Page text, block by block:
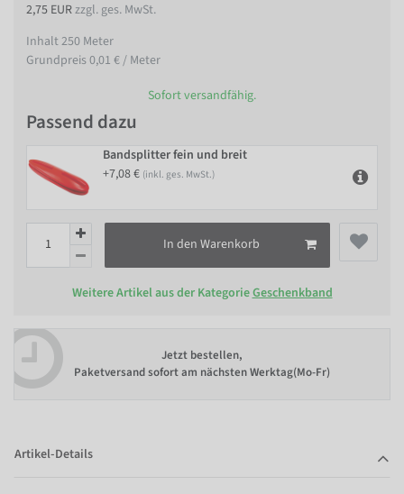
2,75 EURzzgl. ges. MwSt.
Inhalt250 Meter
Grundpreis0,01 € / Meter
Sofort versandfähig.
Passend dazu
Bandsplitter fein und breit
+7,08 € (inkl. ges. MwSt.)
In den Warenkorb
Weitere Artikel aus der KategorieGeschenkband
Jetzt bestellen,
Paketversand sofort am nächsten Werktag(Mo-Fr)
Artikel-Details